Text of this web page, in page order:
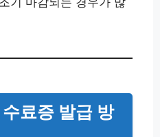
료증 발급 방